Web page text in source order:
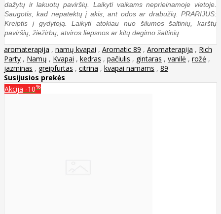
dažytų ir lakuotų paviršių. Laikyti vaikams neprieinamoje vietoje.
Saugotis, kad nepatektų į akis, ant odos ar drabužių. PRARIJUS:
Kreiptis į gydytoją. Laikyti atokiau nuo šilumos šaltinių, karštų
paviršių, žiežirbų, atviros liepsnos ar kitų degimo šaltinių
aromaterapija , namų kvapai , Aromatic 89 , Aromaterapija , Rich
Party , Namų , Kvapai , kedras , pačiulis , gintaras , vanilė , rožė ,
jazminas , greipfurtas , citrina , kvapai namams , 89
Susijusios prekės
Akcija -10%